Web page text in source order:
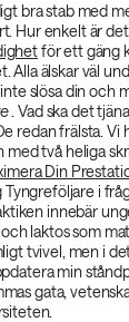
bra stab med
Hur enkelt är
för ett gäng
Alla älskar väl
slösa din och
. Vad ska det
redan frälsta. Vi
med två heliga
Din
Tyngreföljare i
innebär
laktos som
tvivel, men i
min
gata,